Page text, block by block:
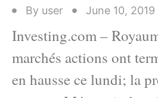
By user June 10, 2019
Investing.com –
marchés actions ont
en hausse ce lundi; la